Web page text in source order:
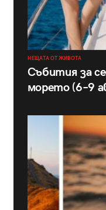
НЕЩАТА ОТ ЖИВОТА
Събития за
морето (6–9